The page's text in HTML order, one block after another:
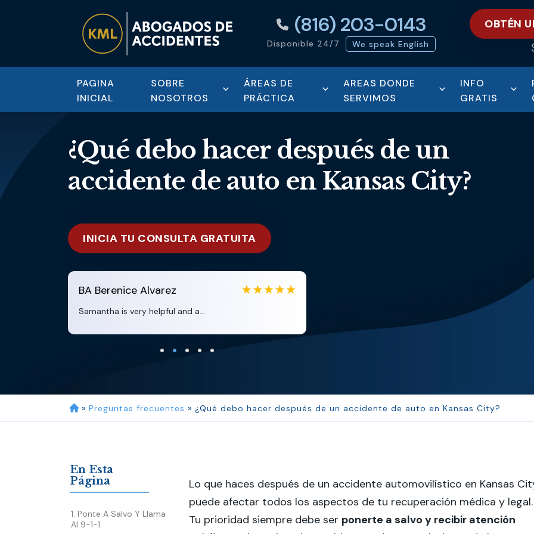
(816) 203-0143
Disponible 24/7 We speak English
OBTÉN
PAGINA
INICIAL
SOBRE
NOSOTROS
ÁREAS DE
PRÁCTICA
AREAS DONDE
SERVIMOS
INFO
GRATIS
¿Qué debo hacer después de un
accidente de auto en Kansas City?
INICIA TU CONSULTA GRATUITA
Berenice Alvarez
Samantha is very helpful and a...
EB Eboni Bowie JL
» Preguntas frecuentes » ¿Qué debo hacer después de un accidente de auto en Kansas City?
En Esta
Página
1. Ponte A Salvo Y Llama
Al 9-1-1
Lo que haces después de un accidente automovilístico en Kansas
puede afectar todos los aspectos de tu recuperación médica y legal.
Tu prioridad siempre debe ser ponerte a salvo y recibir atención